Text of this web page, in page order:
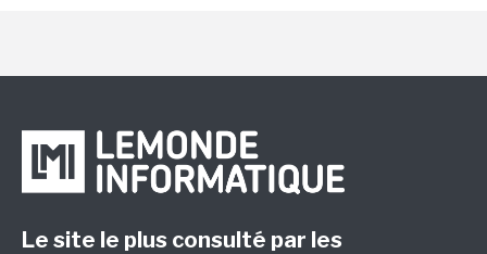
Le site le plus consulté par les